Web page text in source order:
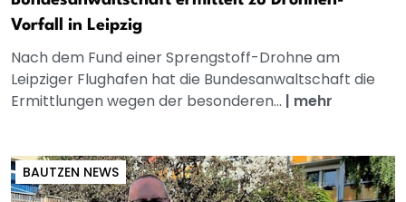
Vorfall in Leipzig
Nach dem Fund einer Sprengstoff-Drohne am
Leipziger Flughafen hat die Bundesanwaltschaft die
Ermittlungen wegen der besonderen... | mehr
BAUTZEN NEWS